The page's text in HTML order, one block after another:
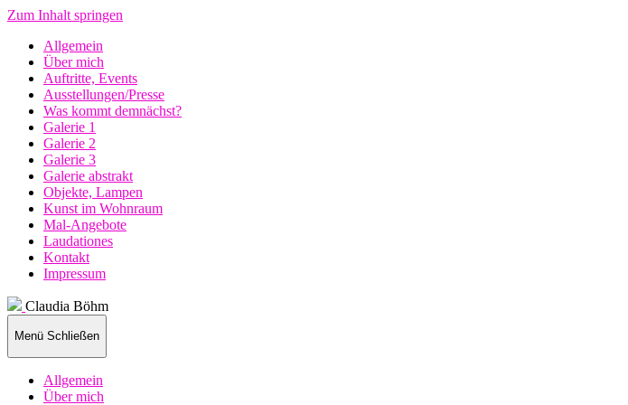
Zum Inhalt springen
Allgemein
Über mich
Auftritte, Events
Ausstellungen/Presse
Was kommt demnächst?
Galerie 1
Galerie 2
Galerie 3
Galerie abstrakt
Objekte, Lampen
Kunst im Wohnraum
Mal-Angebote
Laudationes
Kontakt
Impressum
Claudia Böhm
Menü Schließen
Allgemein
Über mich